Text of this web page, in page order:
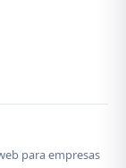
para empresas